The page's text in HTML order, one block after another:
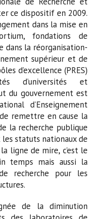
ce dispositif en 2009.
dans la mise en
fondations de
dans la réorganisation-
supérieur et de
d’excellence (PRES)
d’universités et
du gouvernement est
d’Enseignement
remettre en cause la
la recherche publique
statuts nationaux de
ligne de mire, c’est le
temps mais aussi la
recherche pour les
de la diminution